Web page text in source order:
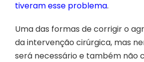
tiveram esse problema.
Uma das formas de corrigir o
da intervenção cirúrgica, mas
será necessário e também não